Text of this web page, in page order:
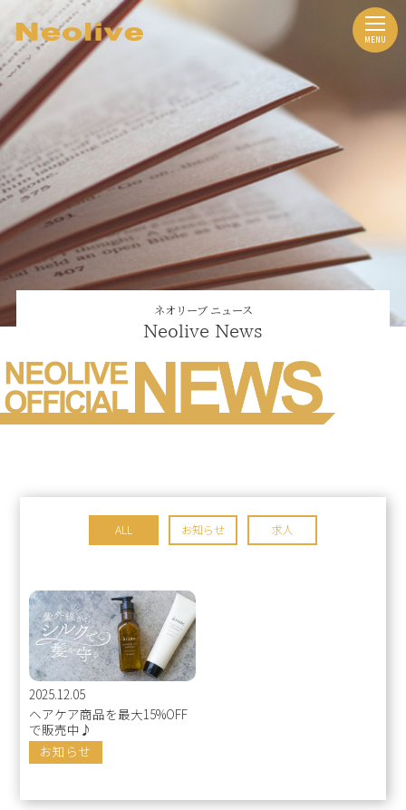
ネオリーブ ニュース
Neolive News
ALL お知らせ 求人
2025.12.05
ヘアケア商品を最大15%OFF
で販売中♪
お知らせ